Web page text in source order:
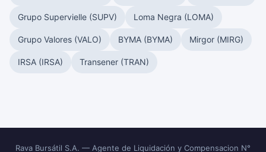
Grupo Supervielle (SUPV) Loma Negra (LOMA)
Grupo Valores (VALO) BYMA (BYMA) Mirgor (MIRG)
IRSA (IRSA) Transener (TRAN)
Rava Bursátil S.A. — Agente de Liquidación y Compensacion N°